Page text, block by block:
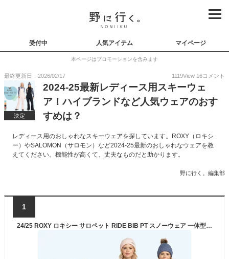
受付中 人気アイテム マイページ
本ページはプロモーションを含みます
最終更新日：2026/02/17 1119View 16コメント
決定
2024-25最新レディース用スキーウェ
ア！ハイブランドなど人気ウェアのおす
すめは？
レディース用のおしゃれなスキーウェアを探しています。ROXY（ロキシ
ー）やSALOMON（サロモン）など2024-25最新のおしゃれなウェアを教
えてください。機能性が高くて、丈夫なものだと助かります。
野に行く。編集部
1
24/25 ROXY ロキシー サロペット RIDE BIB PT スノーウェア 一体型 オーバーオール スノーボード スノボ スキー ウィンタースポーツ レディース 2024年/2025年 品番 ERJTP03267 日本正規品